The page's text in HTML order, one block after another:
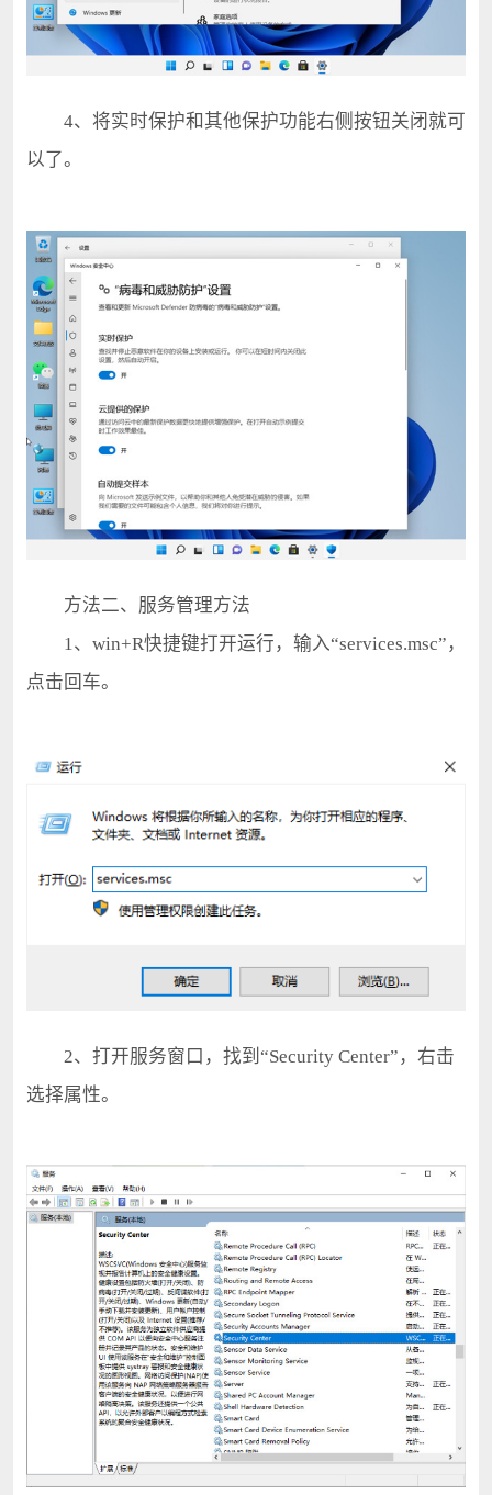
4、将实时保护和其他保护功能右侧按钮关闭就可
以了。
方法二、服务管理方法
1、win+R快捷键打开运行，输入“services.msc”，
点击回车。
2、打开服务窗口，找到“Security Center”，右击
选择属性。